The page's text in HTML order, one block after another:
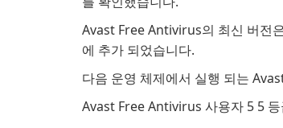
Avast Free Antivirus의 최신 버전
에 추가 되었습니다.
다음 운영 체제에서 실행 되는
Avast Free Antivirus 사용자 5 5